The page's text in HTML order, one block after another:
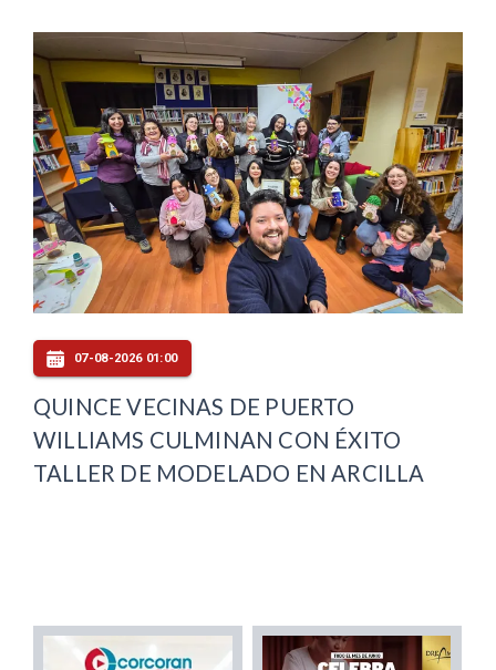
07-08-2026 01:00
QUINCE VECINAS DE PUERTO
WILLIAMS CULMINAN CON ÉXITO
TALLER DE MODELADO EN ARCILLA